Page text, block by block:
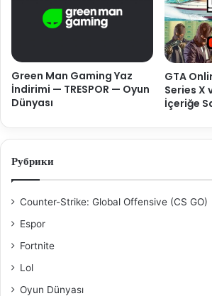
Green Man Gaming Yaz
İndirimi — TRESPOR — Oyun
Dünyası
GTA
Series X
İçeriğe
Рубрики
Counter-Strike: Global Offensive (CS GO)
Espor
Fortnite
Lol
Oyun Dünyası